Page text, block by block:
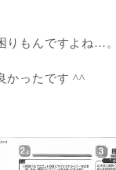
りもんですよね…。
かったです ^^